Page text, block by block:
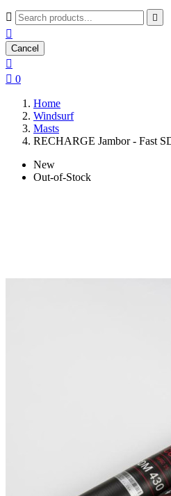
 

Cancel

 0
Home
Windsurf
Masts
RECHARGE Jambor - Fast
New
Out-of-Stock